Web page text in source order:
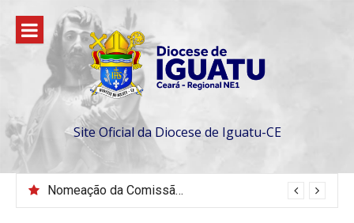
para
conteúdo
Site Oficial da Diocese de Iguatu-CE
Nomeação da Comissão da Escola Diaconal São Lourenço